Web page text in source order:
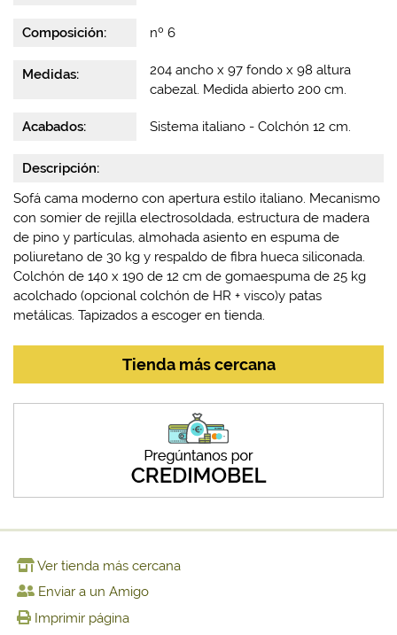
Composición: nº 6
Medidas:
204 ancho x 97 fondo x 98 altura
cabezal. Medida abierto 200 cm.
Acabados: Sistema italiano - Colchón 12 cm.
Tienda más cercana
Descripción:
Sofá cama moderno con apertura estilo italiano. Mecanismo
con somier de rejilla electrosoldada, estructura de madera
de pino y partículas, almohada asiento en espuma de
poliuretano de 30 kg y respaldo de fibra hueca siliconada.
Colchón de 140 x 190 de 12 cm de gomaespuma de 25 kg
acolchado (opcional colchón de HR + visco)y patas
metálicas. Tapizados a escoger en tienda.
Ver tienda más cercana
Enviar a un Amigo
Imprimir página